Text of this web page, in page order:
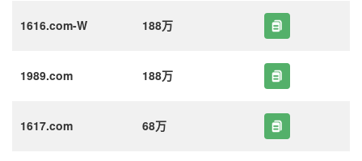
1616.com-W 188万
1989.com 188万
1617.com 68万